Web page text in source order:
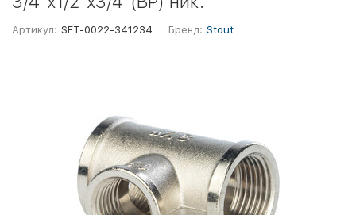
Артикул: SFT-0022-341234 Бренд: Stout